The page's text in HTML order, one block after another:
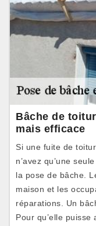
Bâche de
mais efficace
Si une fuite de
n’avez qu’une
la pose de bâche.
maison et les
réparations. Un
Pour qu’elle